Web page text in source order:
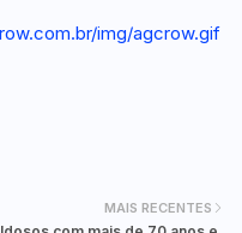
MAIS RECENTES